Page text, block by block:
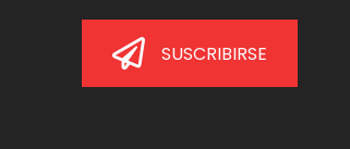
SUSCRIBIRSE